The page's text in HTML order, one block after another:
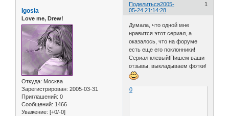
Поделиться 1
2005-
05-24 21:14:28
Igosia
Love me, Drew!
Откуда: Москва
Зарегистрирован: 2005-03-31
Приглашений: 0
Сообщений: 1466
Уважение: [+0/-0]
Думала, что одной мне
нравится этот сериал, а
оказалось, что на форуме
есть еще его поклонники!
Сериал клевый!Пишем ваши
отзывы, выкладываем фотки!
0